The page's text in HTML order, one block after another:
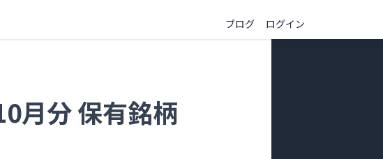
ブログ ログイン
月分 保有銘柄